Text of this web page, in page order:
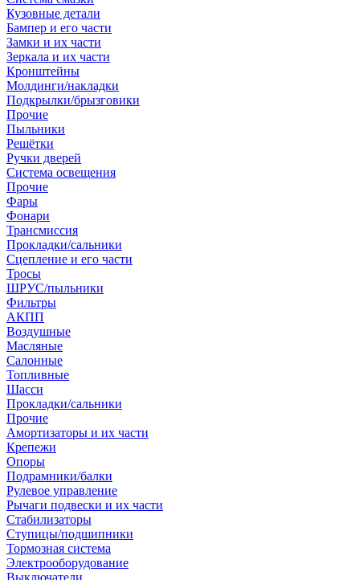
Кузовные детали
Бампер и его части
Замки и их части
Зеркала и их части
Кронштейны
Молдинги/накладки
Подкрылки/брызговики
Прочие
Пыльники
Решётки
Ручки дверей
Система освещения
Прочие
Фары
Фонари
Трансмиссия
Прокладки/сальники
Сцепление и его части
Тросы
ШРУС/пыльники
Фильтры
АКПП
Воздушные
Масляные
Салонные
Топливные
Шасси
Прокладки/сальники
Прочие
Амортизаторы и их части
Крепежи
Опоры
Подрамники/балки
Рулевое управление
Рычаги подвески и их части
Стабилизаторы
Ступицы/подшипники
Тормозная система
Электрооборудование
Выключатели